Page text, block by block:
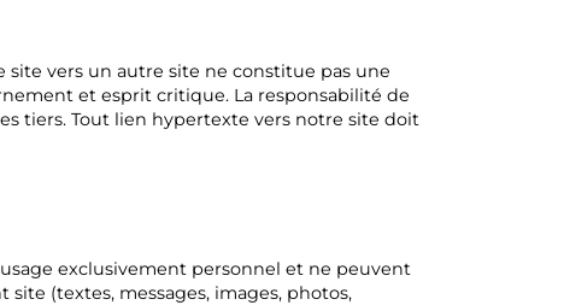
vers un autre site ne constitue pas une
et esprit critique. La responsabilité de
tiers. Tout lien hypertexte vers notre site doit
exclusivement personnel et ne peuvent
(textes, messages, images, photos,